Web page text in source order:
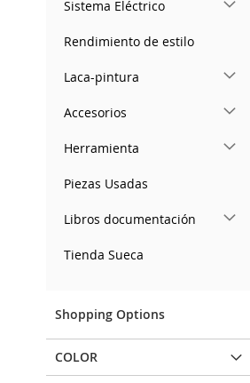
Sistema Eléctrico
Rendimiento de estilo
Laca-pintura
Accesorios
Herramienta
Piezas Usadas
Libros documentación
Tienda Sueca
Shopping Options
COLOR